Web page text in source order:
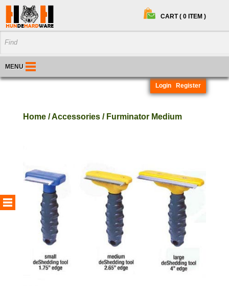
CART ( 0 ITEM )
Login Register
MENU
Home / Accessories / Furminator Medium